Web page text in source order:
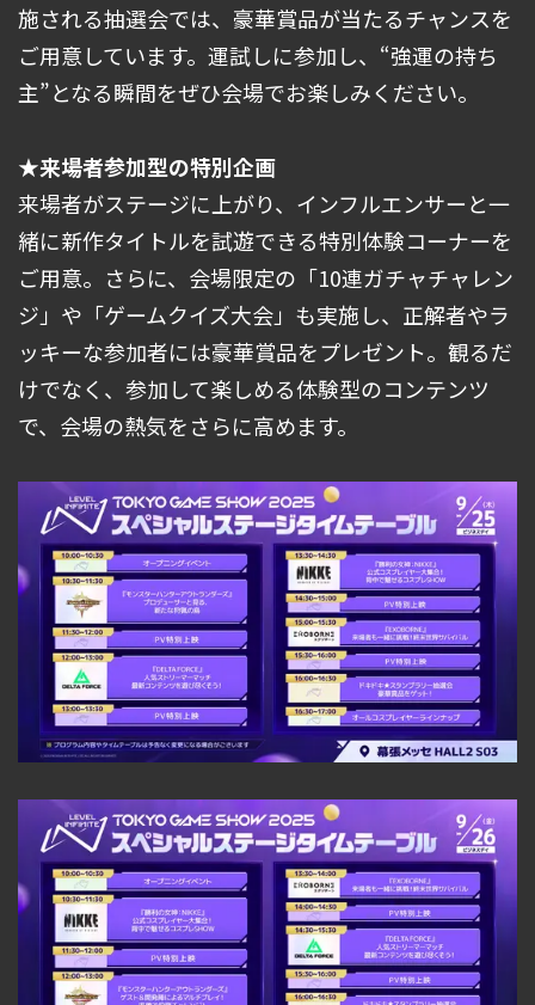
施される抽選会では、豪華賞品が当たるチャンスを
ご用意しています。運試しに参加し、“強運の持ち
主”となる瞬間をぜひ会場でお楽しみください。
★来場者参加型の特別企画
来場者がステージに上がり、インフルエンサーと一
緒に新作タイトルを試遊できる特別体験コーナーを
ご用意。さらに、会場限定の「10連ガチャチャレン
ジ」や「ゲームクイズ大会」も実施し、正解者やラ
ッキーな参加者には豪華賞品をプレゼント。観るだ
けでなく、参加して楽しめる体験型のコンテンツ
で、会場の熱気をさらに高めます。